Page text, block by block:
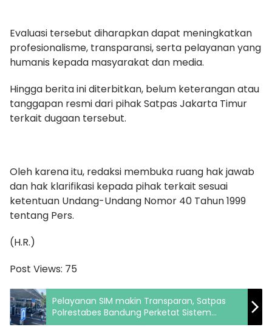
Evaluasi tersebut diharapkan dapat meningkatkan
profesionalisme, transparansi, serta pelayanan yang
humanis kepada masyarakat dan media.
Hingga berita ini diterbitkan, belum keterangan atau
tanggapan resmi dari pihak Satpas Jakarta Timur
terkait dugaan tersebut.
Oleh karena itu, redaksi membuka ruang hak jawab
dan hak klarifikasi kepada pihak terkait sesuai
ketentuan Undang-Undang Nomor 40 Tahun 1999
tentang Pers.
(H.R.)
Post Views: 75
Pelayanan SIM makin Transparan, Satpas
Polrestabes Bandung Perketat Sistem
Pengawasan